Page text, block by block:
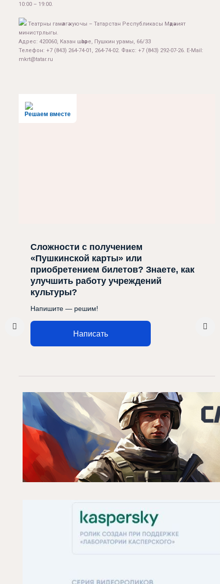
10:00 – 19:00.
Театрны гамәлгә куючы – Татарстан Республикасы Мәдәният
министрлыгы.
Адрес: 420060, Казан шәһәре, Пушкин урамы, 66/33
Телефон: +7 (843) 264-74-01, 264-74-02. Факс: +7 (843) 292-07-26. E-Mail:
mkrt@tatar.ru
Решаем вместе
Сложности с получением
«Пушкинской карты» или
приобретением билетов? Знаете, как
улучшить работу учреждений
культуры?
Напишите — решим!
Написать